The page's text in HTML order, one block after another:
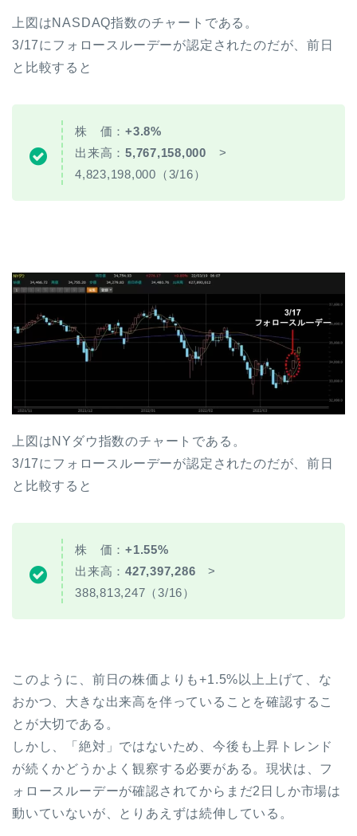
上図はNASDAQ指数のチャートである。
3/17にフォロースルーデーが認定されたのだが、前日
と比較すると
株 価：+3.8%
出来高：5,767,158,000 >
4,823,198,000（3/16）
上図はNYダウ指数のチャートである。
3/17にフォロースルーデーが認定されたのだが、前日
と比較すると
株 価：+1.55%
出来高：427,397,286 >
388,813,247（3/16）
このように、前日の株価よりも+1.5%以上上げて、な
おかつ、大きな出来高を伴っていることを確認するこ
とが大切である。
しかし、「絶対」ではないため、今後も上昇トレンド
が続くかどうかよく観察する必要がある。現状は、フ
ォロースルーデーが確認されてからまだ2日しか市場は
動いていないが、とりあえずは続伸している。